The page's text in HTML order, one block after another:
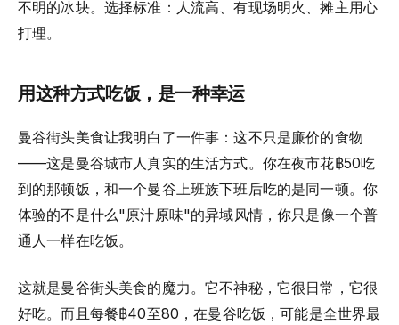
不明的冰块。选择标准：人流高、有现场明火、摊主用心
打理。
用这种方式吃饭，是一种幸运
曼谷街头美食让我明白了一件事：这不只是廉价的食物
——这是曼谷城市人真实的生活方式。你在夜市花฿50吃
到的那顿饭，和一个曼谷上班族下班后吃的是同一顿。你
体验的不是什么"原汁原味"的异域风情，你只是像一个普
通人一样在吃饭。
这就是曼谷街头美食的魔力。它不神秘，它很日常，它很
好吃。而且每餐฿40至80，在曼谷吃饭，可能是全世界最